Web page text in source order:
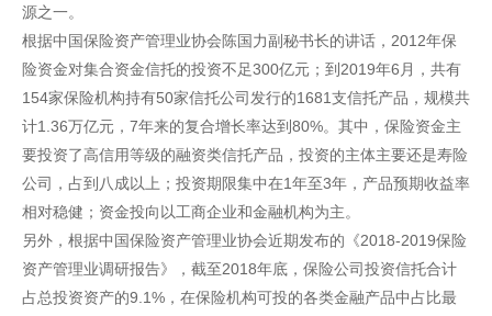
源之一。
根据中国保险资产管理业协会陈国力副秘书长的讲话，2012年保
险资金对集合资金信托的投资不足300亿元；到2019年6月，共有
154家保险机构持有50家信托公司发行的1681支信托产品，规模共
计1.36万亿元，7年来的复合增长率达到80%。其中，保险资金主
要投资了高信用等级的融资类信托产品，投资的主体主要还是寿险
公司，占到八成以上；投资期限集中在1年至3年，产品预期收益率
相对稳健；资金投向以工商企业和金融机构为主。
另外，根据中国保险资产管理业协会近期发布的《2018-2019保险
资产管理业调研报告》，截至2018年底，保险公司投资信托合计
占总投资资产的9.1%，在保险机构可投的各类金融产品中占比最